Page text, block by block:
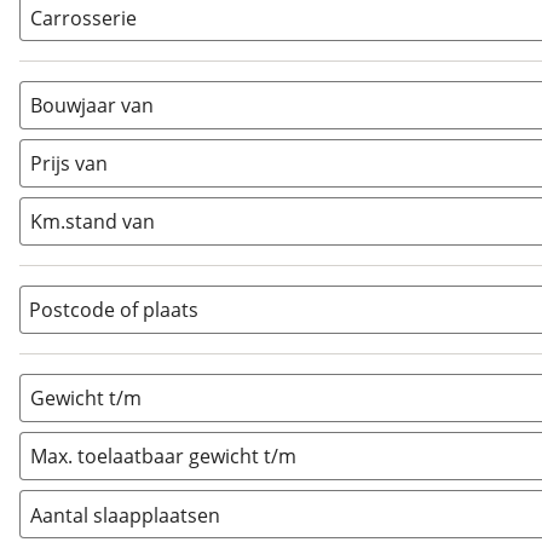
Carrosserie
Alkoof (0)
Busmodel
Caravan (0)
Half-integraal
Integraal (0)
Opzetunit (0
Vouwwagen (0)
Bouwjaar van
Prijs van
Km.stand van
Postcode of plaats
Gewicht t/m
Max. toelaatbaar gewicht t/m
Aantal slaapplaatsen